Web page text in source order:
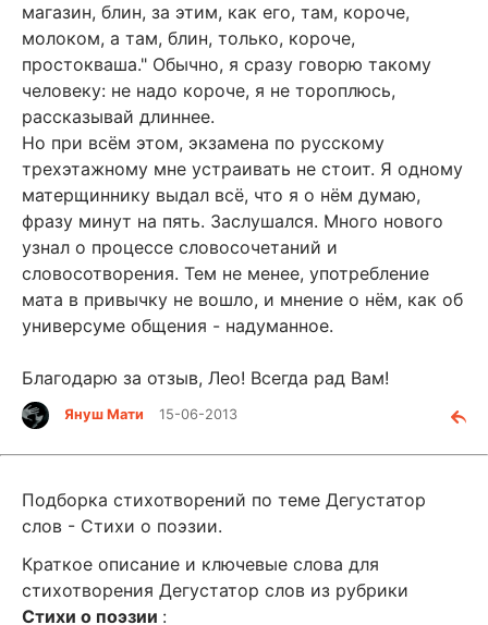
магазин, блин, за этим, как его, там, короче,
молоком, а там, блин, только, короче,
простокваша." Обычно, я сразу говорю такому
человеку: не надо короче, я не тороплюсь,
рассказывай длиннее.
Но при всём этом, экзамена по русскому
трехэтажному мне устраивать не стоит. Я одному
матерщиннику выдал всё, что я о нём думаю,
фразу минут на пять. Заслушался. Много нового
узнал о процессе словосочетаний и
словосотворения. Тем не менее, употребление
мата в привычку не вошло, и мнение о нём, как об
универсуме общения - надуманное.
Благодарю за отзыв, Лео! Всегда рад Вам!
Януш Мати 15-06-2013
Подборка стихотворений по теме Дегустатор
слов - Стихи о поэзии.
Краткое описание и ключевые слова для
стихотворения Дегустатор слов из рубрики
Стихи о поэзии :